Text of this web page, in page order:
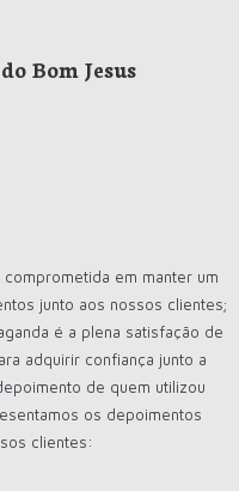
Bom Jesus
em manter um
junto aos nossos clientes;
é a plena satisfação de
adquirir confiança junto a
de quem utilizou
os depoimentos
clientes: